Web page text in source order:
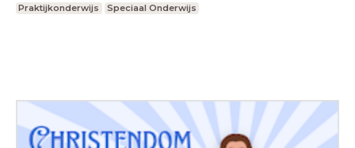
Praktijkonderwijs
Speciaal Onderwijs